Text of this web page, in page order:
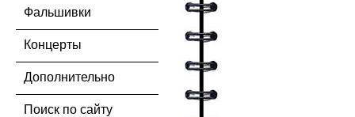
Фальшивки
Концерты
Дополнительно
Поиск по сайту